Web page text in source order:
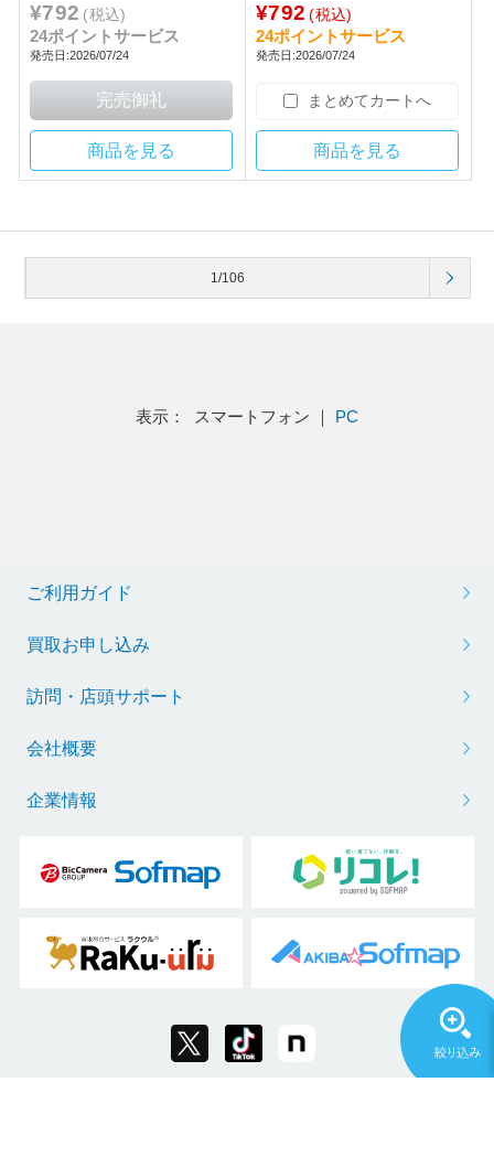
¥792 (税込)
24ポイントサービス
発売日:2026/07/24
商品を見る
¥792 (税込)
24ポイントサービス
発売日:2026/07/24
まとめてカートへ
商品を見る
1/106
表示： スマートフォン ｜ PC
ご利用ガイド
買取お申し込み
訪問・店頭サポート
会社概要
企業情報